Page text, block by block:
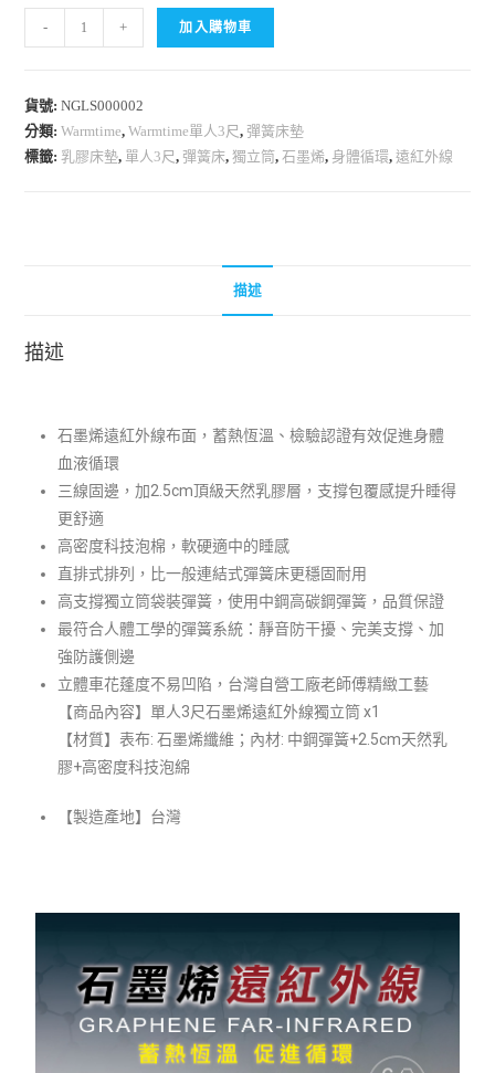
- + 加入購物車
貨號:NGLS000002
分類:Warmtime,Warmtime單人3尺, 彈簧床墊
標籤:乳膠床墊, 單人3尺, 彈簧床,獨立筒,石墨烯, 身體循環,遠紅外線
描述
描述
石墨烯遠紅外線布面，蓄熱恆溫、檢驗認證有效促進身體
血液循環
三線固邊，加2.5cm頂級天然乳膠層，支撐包覆感提升睡得
更舒適
高密度科技泡棉，軟硬適中的睡感
直排式排列，比一般連結式彈簧床更穩固耐用
高支撐獨立筒袋裝彈簧，使用中鋼高碳鋼彈簧，品質保證
最符合人體工學的彈簧系統：靜音防干擾、完美支撐、加
強防護側邊
立體車花蓬度不易凹陷，台灣自營工廠老師傅精緻工藝
【商品內容】單人3尺石墨烯遠紅外線獨立筒 x1
【材質】表布:石墨烯纖維 ；內材: 中鋼彈簧+2.5cm天然乳
膠+高密度科技泡綿
【製造產地】台灣